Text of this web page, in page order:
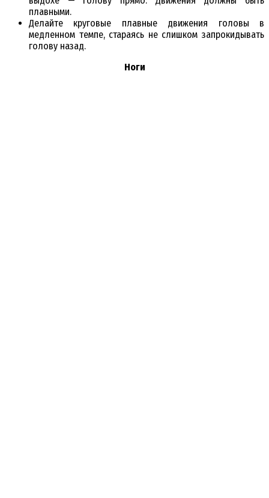
плавными.
Делайте круговые плавные движения головы в
медленном темпе, стараясь не слишком запрокидывать
голову назад.
Ноги